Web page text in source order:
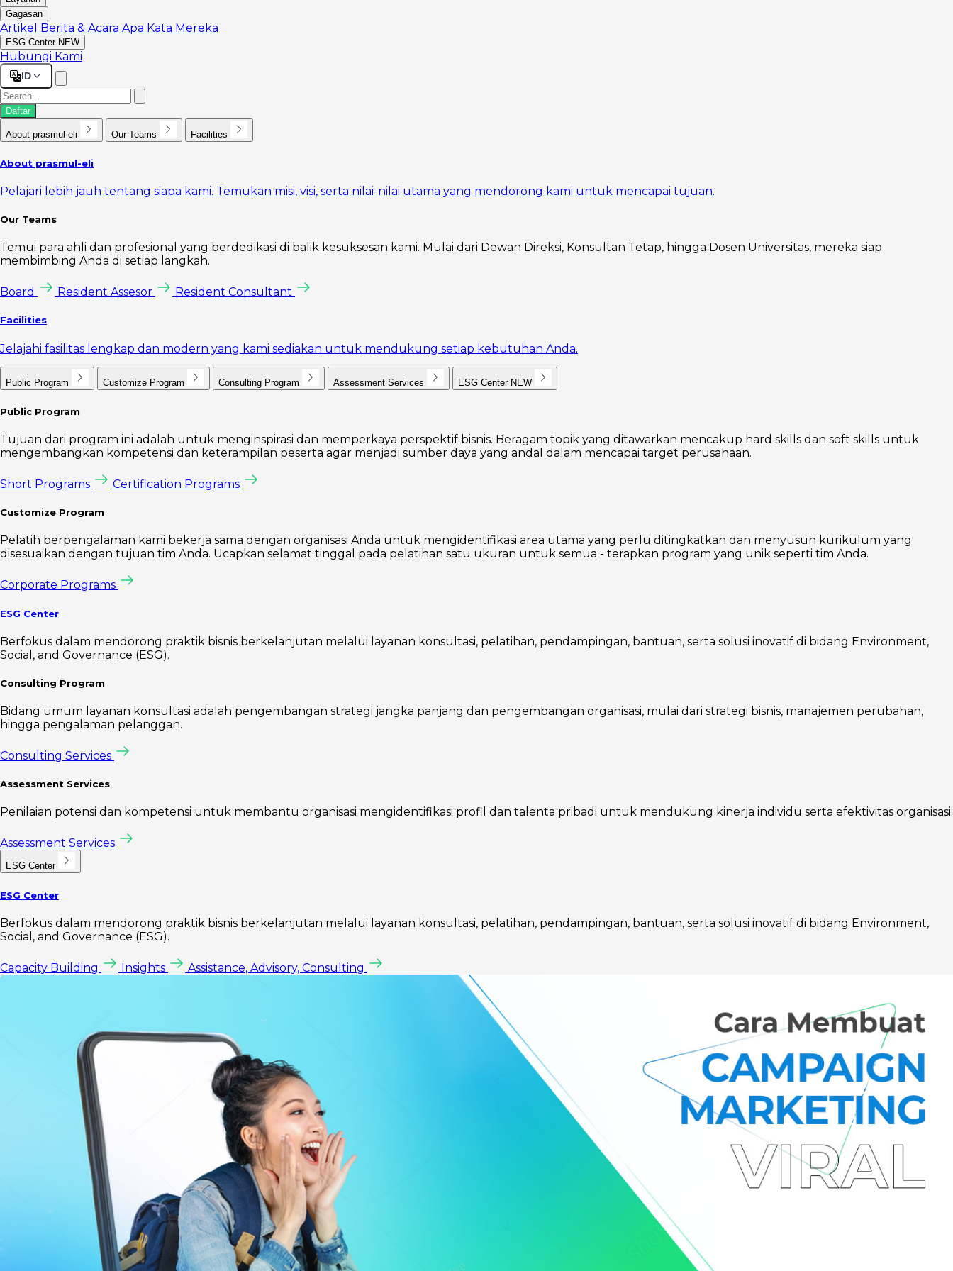
Gagasan
Artikel Berita & Acara Apa Kata Mereka
ESG Center NEW
Hubungi Kami
ID
Daftar
About prasmul-eli Our Teams Facilities
About prasmul-eli
Pelajari lebih jauh tentang siapa kami. Temukan misi, visi, serta nilai-nilai utama yang mendorong kami untuk mencapai tujuan.
Our Teams
Temui para ahli dan profesional yang berdedikasi di balik kesuksesan kami. Mulai dari Dewan Direksi, Konsultan Tetap, hingga Dosen Universitas, mereka siap
membimbing Anda di setiap langkah.
Board Resident Assesor Resident Consultant
Facilities
Jelajahi fasilitas lengkap dan modern yang kami sediakan untuk mendukung setiap kebutuhan Anda.
Public Program Customize Program Consulting Program Assessment Services ESG Center NEW
Public Program
Tujuan dari program ini adalah untuk menginspirasi dan memperkaya perspektif bisnis. Beragam topik yang ditawarkan mencakup hard skills dan soft skills untuk
mengembangkan kompetensi dan keterampilan peserta agar menjadi sumber daya yang andal dalam mencapai target perusahaan.
Short Programs Certification Programs
Customize Program
Pelatih berpengalaman kami bekerja sama dengan organisasi Anda untuk mengidentifikasi area utama yang perlu ditingkatkan dan menyusun kurikulum yang
disesuaikan dengan tujuan tim Anda. Ucapkan selamat tinggal pada pelatihan satu ukuran untuk semua - terapkan program yang unik seperti tim Anda.
Corporate Programs
ESG Center
Berfokus dalam mendorong praktik bisnis berkelanjutan melalui layanan konsultasi, pelatihan, pendampingan, bantuan, serta solusi inovatif di bidang Environment,
Social, and Governance (ESG).
Consulting Program
Bidang umum layanan konsultasi adalah pengembangan strategi jangka panjang dan pengembangan organisasi, mulai dari strategi bisnis, manajemen perubahan,
hingga pengalaman pelanggan.
Consulting Services
Assessment Services
Penilaian potensi dan kompetensi untuk membantu organisasi mengidentifikasi profil dan talenta pribadi untuk mendukung kinerja individu serta efektivitas organisasi.
Assessment Services
ESG Center
ESG Center
Berfokus dalam mendorong praktik bisnis berkelanjutan melalui layanan konsultasi, pelatihan, pendampingan, bantuan, serta solusi inovatif di bidang Environment,
Social, and Governance (ESG).
Capacity Building Insights Assistance, Advisory, Consulting